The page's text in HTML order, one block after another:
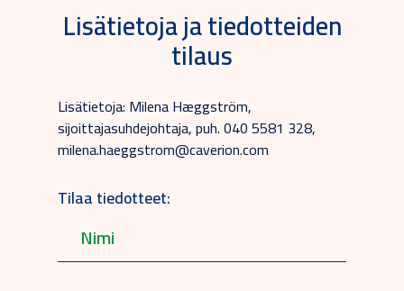
Lisätietoja ja tiedotteiden
tilaus
Lisätietoja: Milena Hæggström,
sijoittajasuhdejohtaja, puh. 040 5581 328,
milena.haeggstrom@caverion.com
Tilaa tiedotteet: